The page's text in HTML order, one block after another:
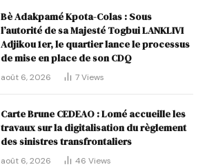
Bè Adakpamé Kpota-Colas : Sous
l’autorité de sa Majesté Togbui LANKLIVI
Adjikou 1er, le quartier lance le processus
de mise en place de son CDQ
août 6, 2026 7Views
Carte Brune CEDEAO : Lomé accueille les
travaux sur la digitalisation du règlement
des sinistres transfrontaliers
août 6, 2026 46 Views